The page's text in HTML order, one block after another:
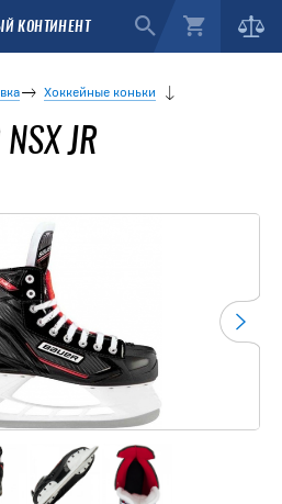
КОНТИНЕНТ
Хоккейные коньки
JR